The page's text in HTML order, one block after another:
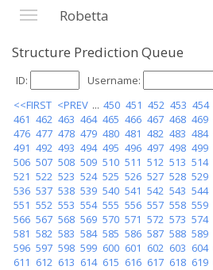
Robetta
Structure Prediction Queue
ID: Username:
<<FIRST <PREV ... 450 451 452 453 454
461 462 463 464 465 466 467 468 469
476 477 478 479 480 481 482 483 484
491 492 493 494 495 496 497 498 499
506 507 508 509 510 511 512 513 514
521 522 523 524 525 526 527 528 529
536 537 538 539 540 541 542 543 544
551 552 553 554 555 556 557 558 559
566 567 568 569 570 571 572 573 574
581 582 583 584 585 586 587 588 589
596 597 598 599 600 601 602 603 604
611 612 613 614 615 616 617 618 619